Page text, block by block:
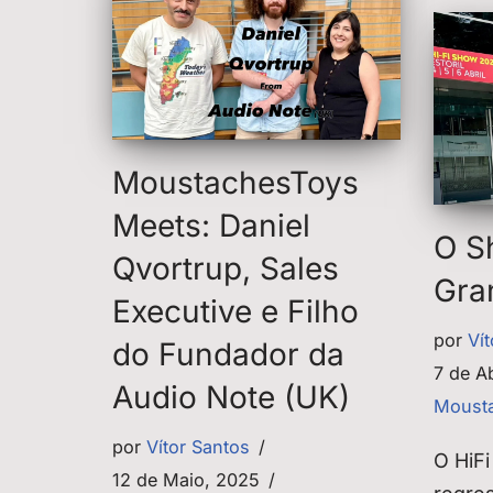
MoustachesToys
Meets: Daniel
Qvortrup, Sales
Executive e Filho
do Fundador da
Audio Note (UK)
por Vítor Santos
12 de Maio, 2025
O
por
7 de
O